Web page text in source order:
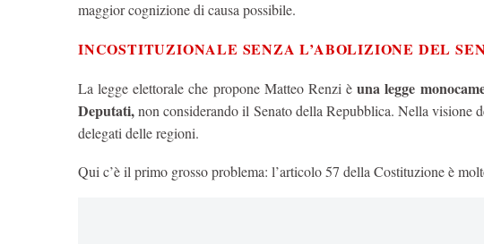
maggior cognizione di causa possibile.
INCOSTITUZIONALE SENZA L’ABOLIZIONE DEL
La legge elettorale che propone Matteo Renzi èuna legge
Deputati,non considerando il Senato della Repubblica. Nella visione
delegati delle regioni.
Qui c’è il primo grosso problema: l’articolo 57 della Costituzione è